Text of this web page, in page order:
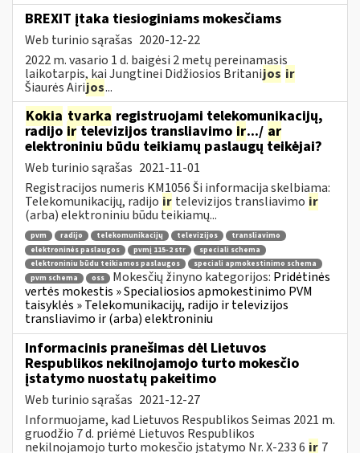
BREXIT įtaka tiesioginiams mokesčiams
Web turinio sąrašas 2020-12-22
2022 m. vasario 1 d. baigėsi 2 metų pereinamasis
laikotarpis, kai Jungtinei Didžiosios Britanijos ir
Šiaurės Airijos...
Kokia tvarka registruojami telekomunikacijų,
radijo irtelevizijos transliavimo ir.../ ar
elektroniniu būdu teikiamų paslaugų teikėjai?
Web turinio sąrašas 2021-11-01
Registracijos numeris KM1056 Ši informacija skelbiama:
Telekomunikacijų, radijo ir televizijos transliavimo ir
(arba) elektroniniu būdu teikiamų...
pvm radijo telekomunikacijų televizijos
transliavimo
elektroninės paslaugos
pvmį 115-2 str
speciali schema
elektroniniu būdu teikiamos paslaugos
speciali apmokestinimo schema
pvm schema
oss Mokesčių žinyno kategorijos: Pridėtinės
vertės mokestis » Specialiosios apmokestinimo PVM
taisyklės » Telekomunikacijų, radijo ir televizijos
transliavimo ir (arba) elektroniniu
Informacinis pranešimas dėl Lietuvos
Respublikos nekilnojamojo turto mokesčio
įstatymo nuostatų pakeitimo
Web turinio sąrašas 2021-12-27
Informuojame, kad Lietuvos Respublikos Seimas 2021 m.
gruodžio 7 d. priėmė Lietuvos Respublikos
nekilnojamojo turto mokesčio įstatymo Nr. X-233 6 ir 7